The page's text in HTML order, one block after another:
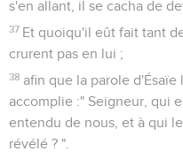
s'en allant, il se cacha de
37 Et quoiqu'il eût fait tant
crurent pas en lui ;
38 afin que la parole
accomplie :" Seigneur, qui
entendu de nous, et à qui
révélé ? ".